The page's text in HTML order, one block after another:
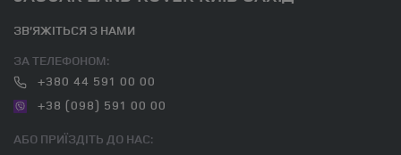
ЗВ’ЯЖІТЬСЯ З НАМИ
ЗА ТЕЛЕФОНОМ:
+380 44 591 00 00
+38 (098) 591 00 00
АБО ПРИЇЗДІТЬ ДО НАС: